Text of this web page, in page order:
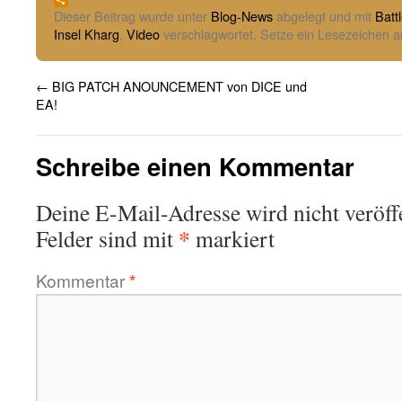
Link
Teilen
Dieser Beitrag wurde unter Blog-Newsabgelegt und mit
Insel Kharg, Videoverschlagwortet. Setze ein Lesezeichen
← BIG PATCH ANOUNCEMENT von DICE und
EA!
Schreibe einen Kommentar
Deine E-Mail-Adresse wird nicht
Felder sind mit * markiert
Kommentar*